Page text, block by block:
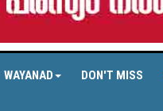
WAYANAD DON'T MISS